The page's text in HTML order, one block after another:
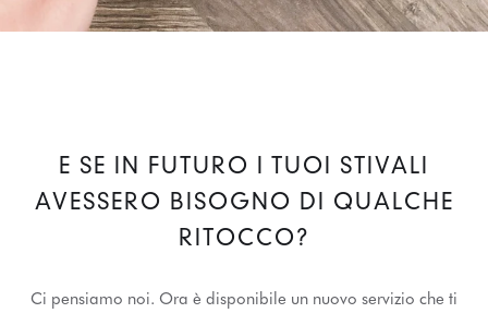
E SE IN FUTURO I TUOI STIVALI
AVESSERO BISOGNO DI QUALCHE
RITOCCO?
Ci pensiamo noi. Ora è disponibile un nuovo servizio che ti